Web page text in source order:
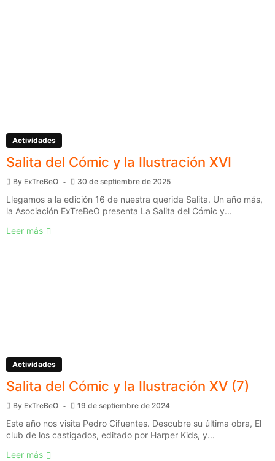
Actividades
Salita del Cómic y la Ilustración XVI
By ExTreBeO 30 de septiembre de 2025
Llegamos a la edición 16 de nuestra querida Salita. Un año más,
la Asociación ExTreBeO presenta La Salita del Cómic y...
Leer más
Actividades
Salita del Cómic y la Ilustración XV (7)
By ExTreBeO 19 de septiembre de 2024
Este año nos visita Pedro Cifuentes. Descubre su última obra, El
club de los castigados, editado por Harper Kids, y...
Leer más